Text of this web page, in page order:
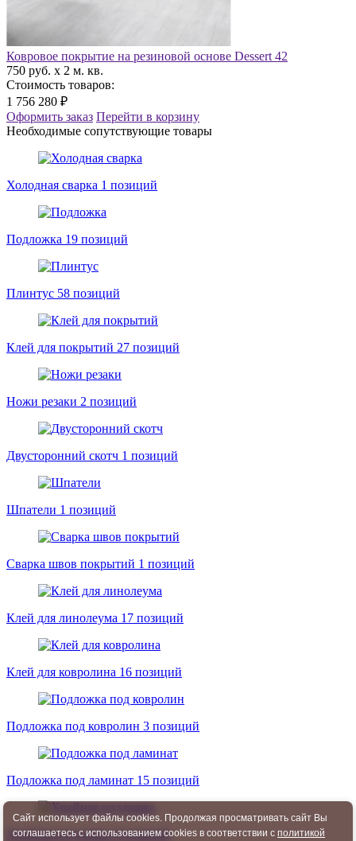
Ковровое покрытие на резиновой основе Dessert 42
750 руб. x 2 м. кв.
Стоимость товаров:
1 756 280 ₽
Оформить заказ Перейти в корзину
Необходимые сопутствующие товары
Холодная сварка 1 позиций
Подложка 19 позиций
Плинтус 58 позиций
Клей для покрытий 27 позиций
Ножи резаки 2 позиций
Двусторонний скотч 1 позиций
Шпатели 1 позиций
Сварка швов покрытий 1 позиций
Клей для линолеума 17 позиций
Клей для ковролина 16 позиций
Подложка под ковролин 3 позиций
Подложка под ламинат 15 позиций
Хвойная подложка 4 позиций
Сайт использует файлы cookies. Продолжая просматривать сайт Вы
соглашаетесь с использованием cookies в соответствии с политикой